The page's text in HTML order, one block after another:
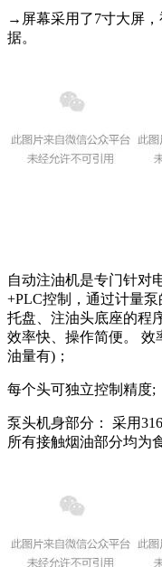
→ 屏幕采用了7寸大屏
据。
自动注油机是专门针对
+PLC控制，通过计量
托盘、注油头底座的程
效率快、操作简便。 效
油量有)；
每个头可独立控制精度;
泵头机身部分： 采用
所有接触烟油部分均为